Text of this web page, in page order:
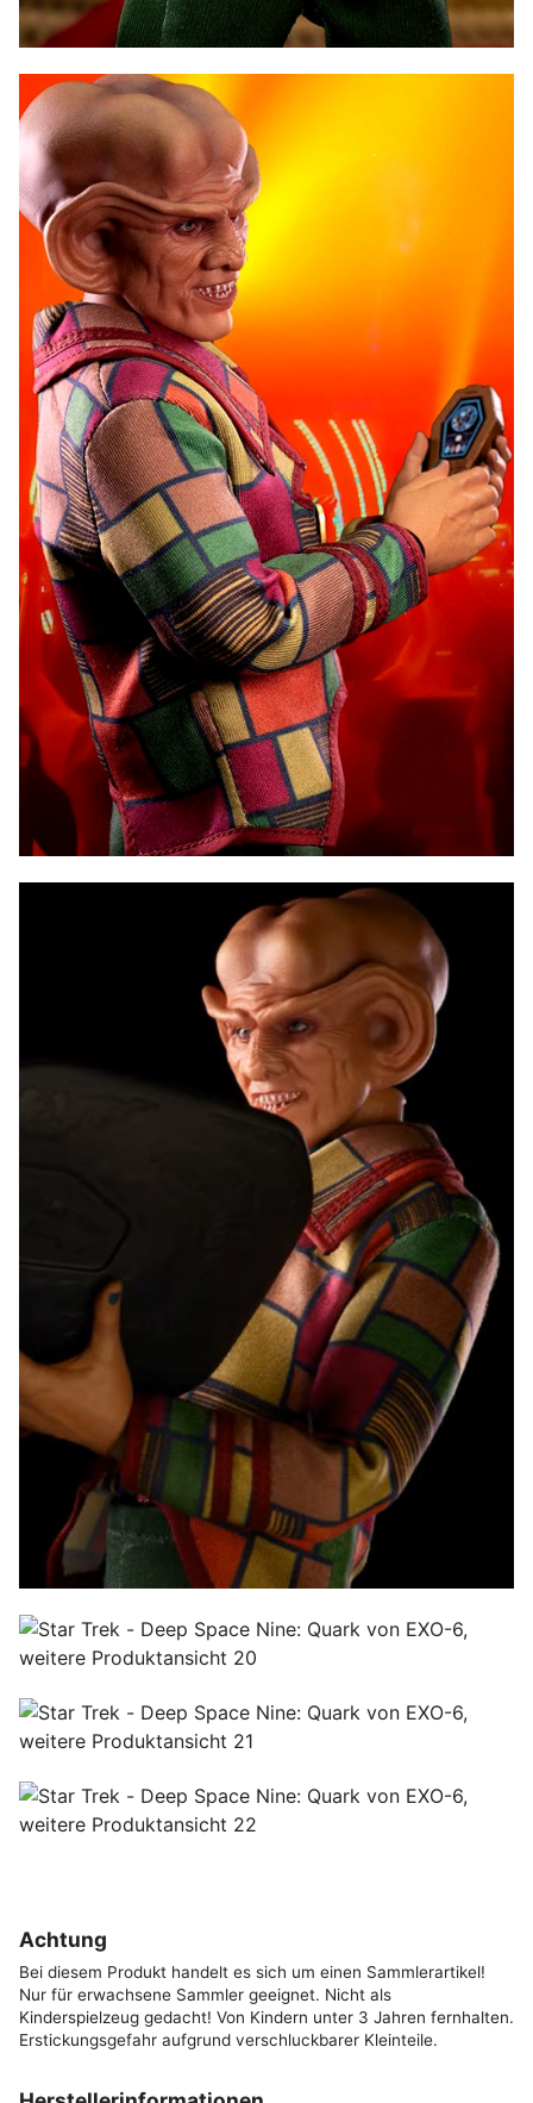
Achtung
Bei diesem Produkt handelt es sich um einen Sammlerartikel!
Nur für erwachsene Sammler geeignet. Nicht als
Kinderspielzeug gedacht! Von Kindern unter 3 Jahren fernhalten.
Erstickungsgefahr aufgrund verschluckbarer Kleinteile.